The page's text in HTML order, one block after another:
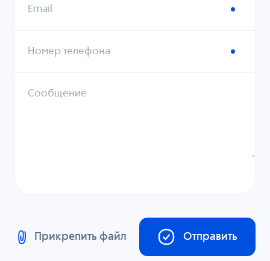
Email
Номер телефона
Сообщение
Прикрепить файл Отправить